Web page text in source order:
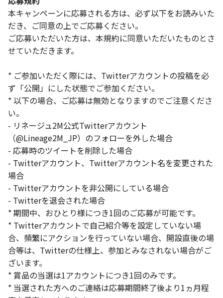
本キャンペーンに応募される方は、必ず以下をお読みいた
だき、ご同意の上でご応募ください。
ご応募いただいた方は、本規約に同意いただいたものとさ
せていただきます。
* ご参加いただく際には、Twitterアカウントの投稿を必
ず「公開」にした状態でご参加ください。
* 以下の場合、ご応募は無効となりますのでご注意くださ
い。
- リネージュ2M公式Twitterアカウント
（@Lineage2M_JP）のフォローを外した場合
- 応募時のツイートを削除した場合
- Twitterアカウント、Twitterアカウント名を変更された
場合
- Twitterアカウントを非公開にしている場合
- Twitterを退会された場合
* 期間中、おひとり様につき1回のご応募が可能です。
* Twitterアカウントで自己紹介等を設定していない場
合、頻繁にアクションを行っていない場合、開設直後の場
合等は、Twitterの仕様上、参加とみなされない場合がご
ざいます。
* 賞品の当選は1アカウントにつき1回のみです。
* 当選された方へのご連絡は応募期間終了後より1ヵ月程